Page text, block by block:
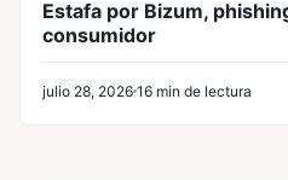
Estafa por Bizum,
consumidor
julio 28, 2026 16 min de lectura